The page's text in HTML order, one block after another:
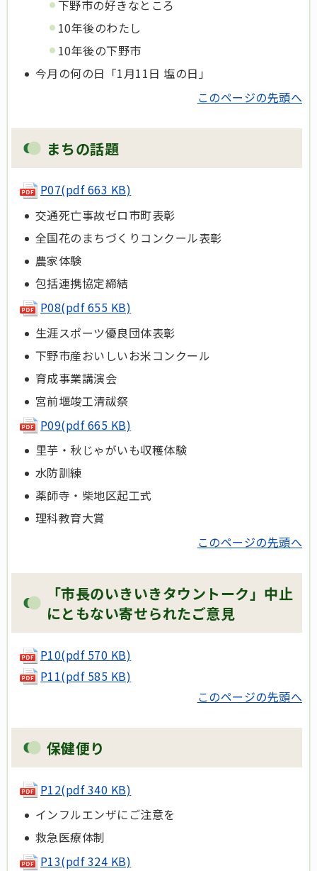
下野市の好きなところ
10年後のわたし
10年後の下野市
今月の何の日「1月11日 塩の日」
このページの先頭へ
まちの話題
P07(pdf 663 KB)
交通死亡事故ゼロ市町表彰
全国花のまちづくりコンクール表彰
農家体験
包括連携協定締結
P08(pdf 655 KB)
生涯スポーツ優良団体表彰
下野市産おいしいお米コンクール
育成事業講演会
宮前堰竣工清祓祭
P09(pdf 665 KB)
里芋・秋じゃがいも収穫体験
水防訓練
薬師寺・柴地区起工式
理科教育大賞
このページの先頭へ
「市長のいきいきタウントーク」中止
にともない寄せられたご意見
P10(pdf 570 KB)
P11(pdf 585 KB)
このページの先頭へ
保健便り
P12(pdf 340 KB)
インフルエンザにご注意を
救急医療体制
P13(pdf 324 KB)